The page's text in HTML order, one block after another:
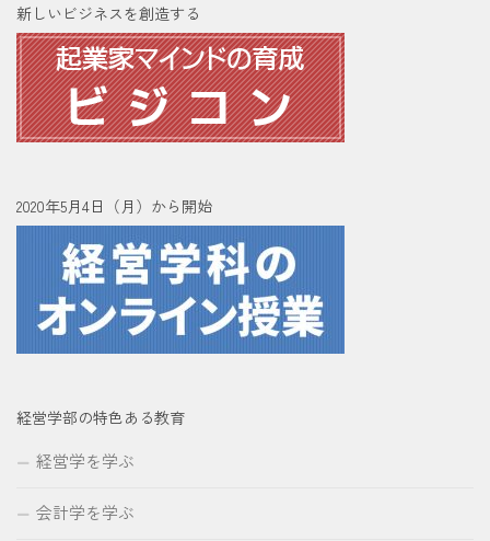
新しいビジネスを創造する
2020年5月4日（月）から開始
経営学部の特色ある教育
経営学を学ぶ
会計学を学ぶ